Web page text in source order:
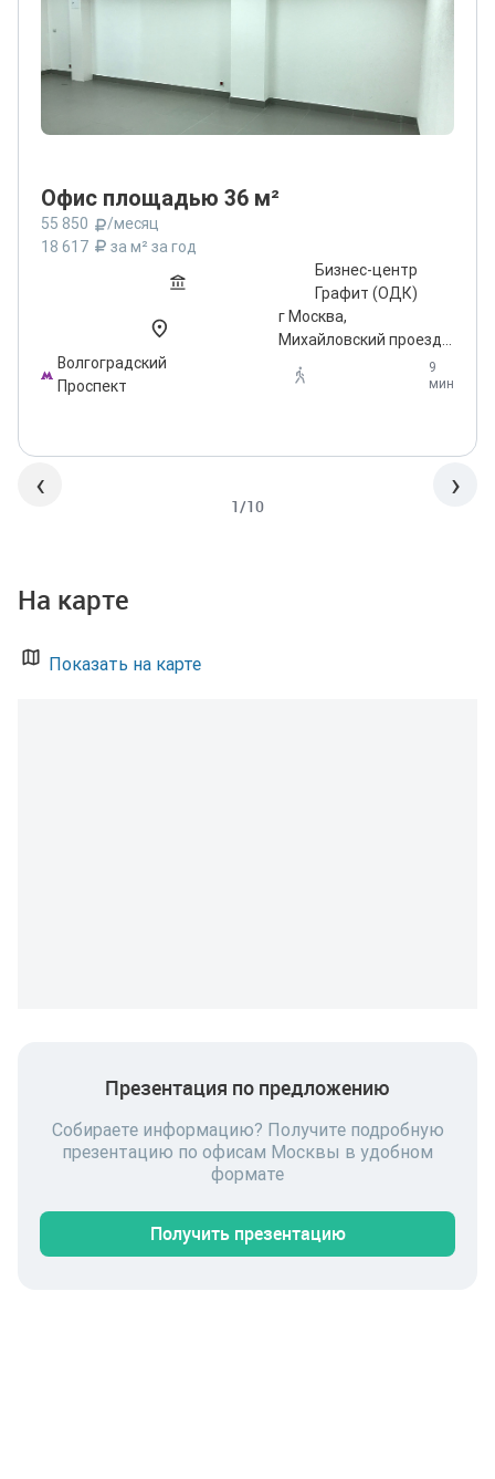
Офис площадью 36 м²
55 850
/месяц
18 617
за м² за год
Бизнес-центр
Графит (ОДК)
г Москва,
Михайловский проезд,
д 1 стр 1
Волгоградский
Проспект
9
мин
‹ ›
1/10
На карте
Показать на карте
Презентация по предложению
Собираете информацию? Получите подробную
презентацию по офисам Москвы в удобном
формате
Получить презентацию